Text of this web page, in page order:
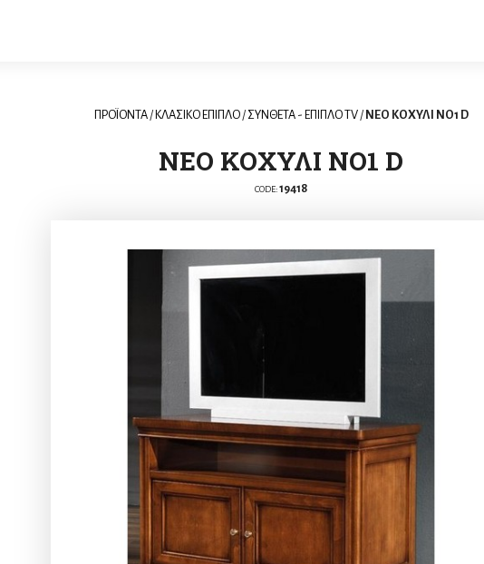
ΠΡΟΪΟΝΤΑ/ ΚΛΑΣΙΚΟ ΕΠΙΠΛΟ/ ΣΥΝΘΕΤΑ - ΕΠΙΠΛΟ TV/ ΝΕΟ ΚΟΧΥΛΙ NO1 D
ΝΕΟ ΚΟΧΥΛΙ NO1 D
CODE: 19418